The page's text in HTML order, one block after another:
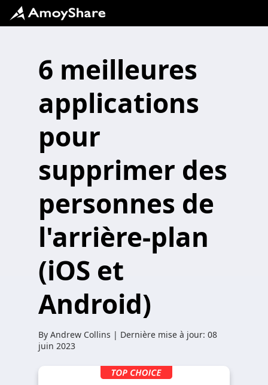
6 meilleures
applications
pour
supprimer des
personnes de
l'arrière-plan
(iOS et
Android)
By Andrew Collins | Dernière mise à jour: 08
juin 2023